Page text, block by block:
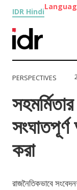
IDR Hindi
PERSPECTIVES
করা
রাজনৈতিকভাবে